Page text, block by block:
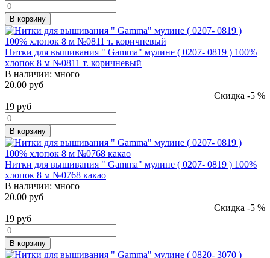
В корзину
Нитки для вышивания " Gamma" мулине ( 0207- 0819 ) 100%
хлопок 8 м №0811 т. коричневый
В наличии: много
20.00 руб
Скидка -5 %
19 руб
В корзину
Нитки для вышивания " Gamma" мулине ( 0207- 0819 ) 100%
хлопок 8 м №0768 какао
В наличии: много
20.00 руб
Скидка -5 %
19 руб
В корзину